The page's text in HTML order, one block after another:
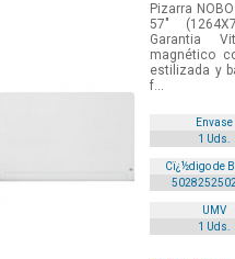
Pizarra
57"
Garantia
magnético
estilizada y
f...
Envase
1 Uds.
Cï¿½digo de
UMV
1 Uds.